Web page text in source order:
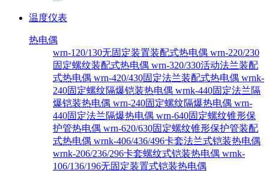
温度仪表
热电偶
wrn-120/130无固定装置装配式热电偶 wrn-220/230
固定螺纹装配式热电偶 wrn-320/330活动法兰装配
式热电偶 wrn-420/430固定法兰装配式热电偶 wrnk-
240固定螺纹隔爆铠装热电偶 wrnk-440固定法兰隔
爆铠装热电偶 wrn-240固定螺纹隔爆热电偶 wrn-
440固定法兰隔爆热电偶 wrn-640固定螺纹锥形保
护管热电偶 wrn-620/630固定螺纹锥形保护管装配
式热电偶 wrnk-406/436/496卡套法兰式铠装热电偶
wrnk-206/236/296卡套螺纹式铠装热电偶 wrnk-
106/136/196无固定装置式铠装热电偶